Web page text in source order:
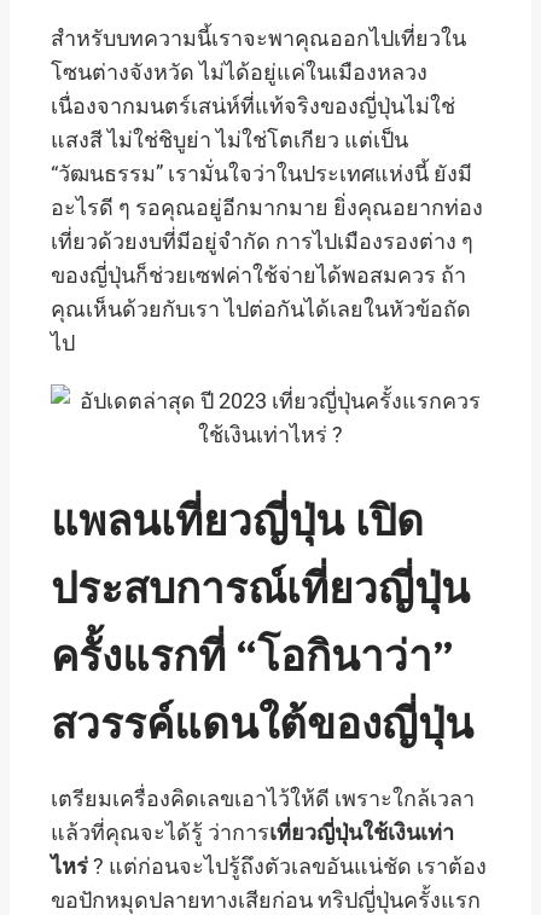
สำหรับบทความนี้เราจะพาคุณออกไปเที่ยวใน
โซนต่างจังหวัด ไม่ได้อยู่แค่ในเมืองหลวง
เนื่องจากมนตร์เสน่ห์ที่แท้จริงของญี่ปุ่นไม่ใช่
แสงสี ไม่ใช่ชิบูย่า ไม่ใช่โตเกียว แต่เป็น
“วัฒนธรรม” เรามั่นใจว่าในประเทศแห่งนี้ ยังมี
อะไรดี ๆ รอคุณอยู่อีกมากมาย ยิ่งคุณอยากท่อง
เที่ยวด้วยงบที่มีอยู่จำกัด การไปเมืองรองต่าง ๆ
ของญี่ปุ่นก็ช่วยเซฟค่าใช้จ่ายได้พอสมควร ถ้า
คุณเห็นด้วยกับเรา ไปต่อกันได้เลยในหัวข้อถัด
ไป
แพลนเที่ยวญี่ปุ่น เปิด
ประสบการณ์เที่ยวญี่ปุ่น
ครั้งแรกที่ “โอกินาว่า”
สวรรค์แดนใต้ของญี่ปุ่น
เตรียมเครื่องคิดเลขเอาไว้ให้ดี เพราะใกล้เวลา
แล้วที่คุณจะได้รู้ ว่าการเที่ยวญี่ปุ่นใช้เงินเท่า
ไหร่? แต่ก่อนจะไปรู้ถึงตัวเลขอันแน่ชัด เราต้อง
ขอปักหมุดปลายทางเสียก่อน ทริปญี่ปุ่นครั้งแรก